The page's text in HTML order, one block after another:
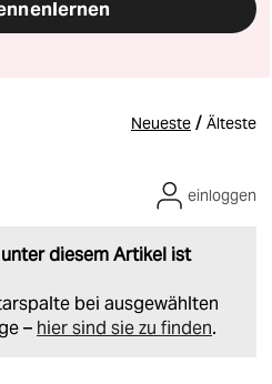
Neueste / Älteste
diesem Artikel ist
bei ausgewählten
– hier sind sie zu finden.
einloggen